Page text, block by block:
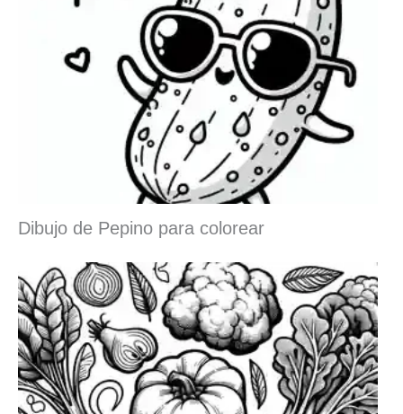
Dibujo de Pepino para colorear